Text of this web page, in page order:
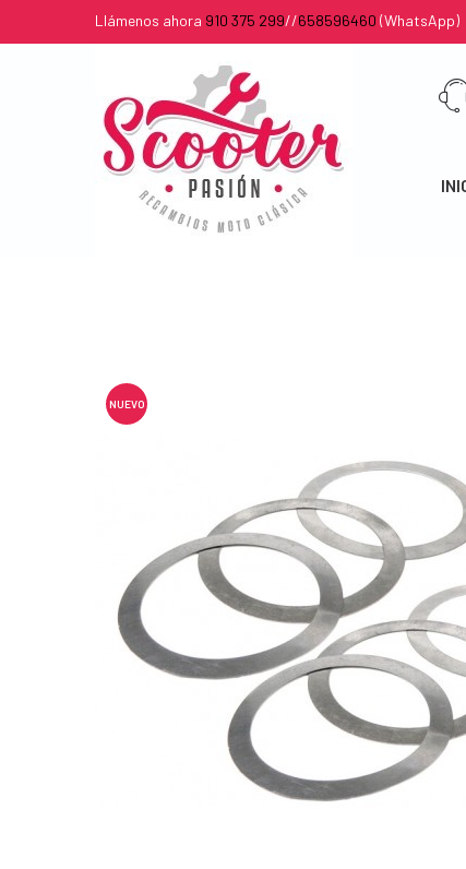
Llámenos ahora 910 375 299//658596460 (WhatsApp)
NUEVO